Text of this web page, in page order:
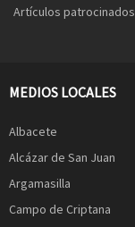
Artículos patrocinados
MEDIOS LOCALES
Albacete
Alcázar de San Juan
Argamasilla
Campo de Criptana